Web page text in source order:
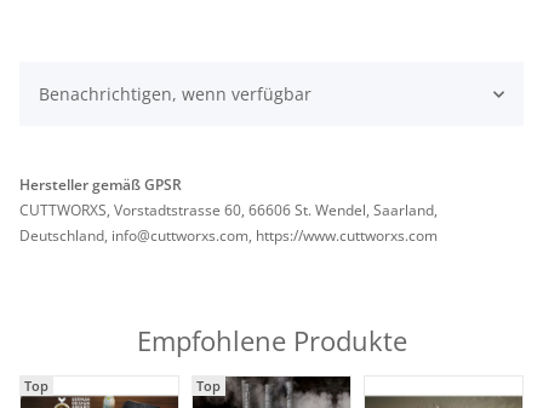
Benachrichtigen, wenn verfügbar
Hersteller gemäß GPSR
CUTTWORXS, Vorstadtstrasse 60, 66606 St. Wendel, Saarland,
Deutschland, info@cuttworxs.com, https://www.cuttworxs.com
Empfohlene Produkte
Top Top